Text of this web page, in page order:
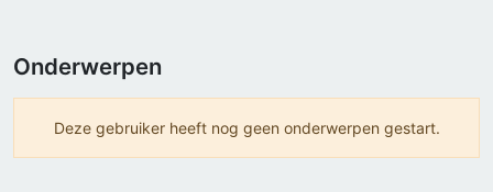
Onderwerpen
Deze gebruiker heeft nog geen onderwerpen gestart.